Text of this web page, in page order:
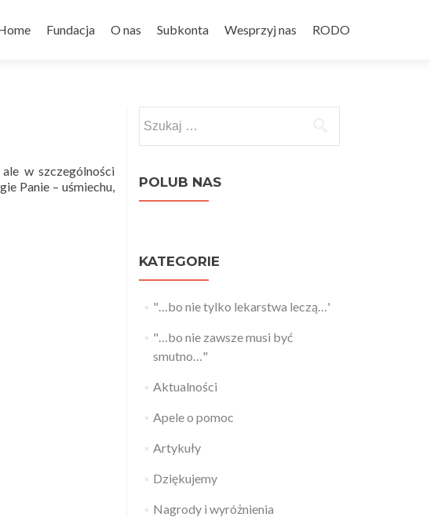
Fundacja O nas Subkonta Wesprzyj nas RODO
w szczególności
Panie – uśmiechu,
POLUB NAS
KATEGORIE
"…bo nie tylko lekarstwa leczą…'
"…bo nie zawsze musi być
smutno…"
Aktualności
Apele o pomoc
Artykuły
Dziękujemy
Nagrody i wyróżnienia